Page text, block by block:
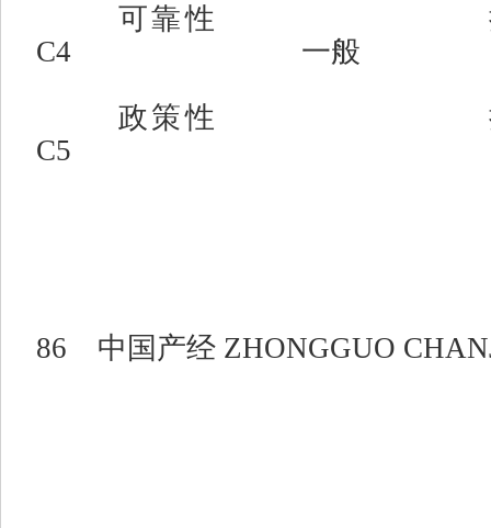
可靠性
C4
一般
政策性
C5
86 中国产经 ZHONGGUO